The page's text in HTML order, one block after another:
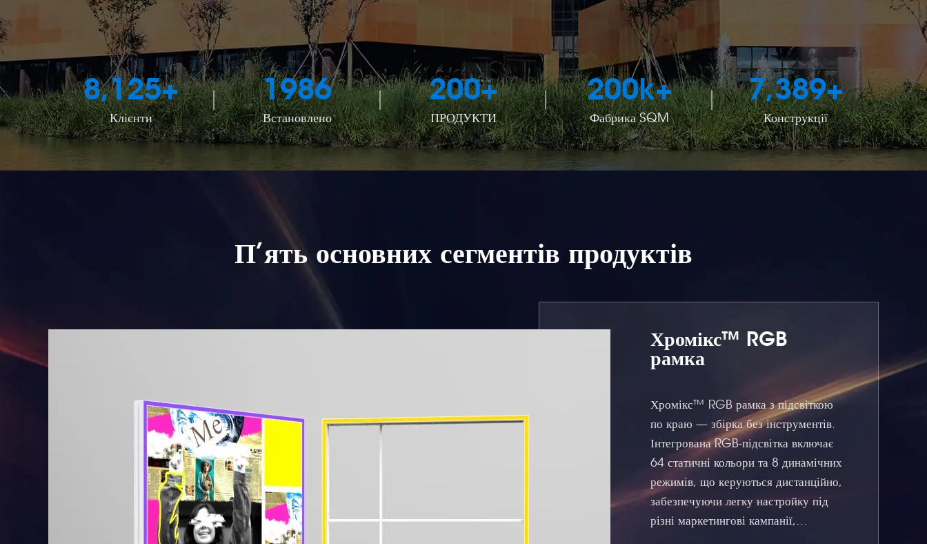
8,125+
Клієнти
1986
Встановлено
200+
ПРОДУКТИ
200k+
Фабрика SQM
7,389+
Конструкції
П’ять основних сегментів продуктів
Хромікс™ RGB
рамка
Хромікс™ RGB рамка з підсвіткою
по краю — збірка без інструментів.
Інтегрована RGB-підсвітка включає
64 статичні кольори та 8 динамічних
режимів, що керуються дистанційно,
забезпечуючи легку настройку під
різні маркетингові кампанії,